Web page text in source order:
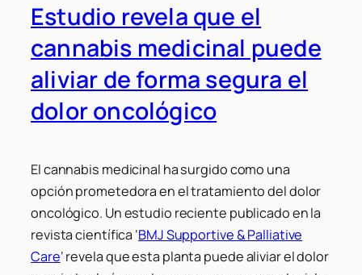
Estudio revela que el
cannabis medicinal puede
aliviar de forma segura el
dolor oncológico
El cannabis medicinal ha surgido como una
opción prometedora en el tratamiento del dolor
oncológico. Un estudio reciente publicado en la
revista científica ‘BMJ Supportive & Palliative
Care‘ revela que esta planta puede aliviar el dolor